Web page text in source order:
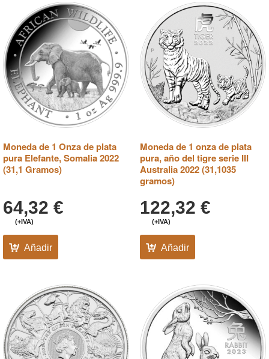
Moneda de 1 Onza de plata
pura Elefante, Somalia 2022
(31,1 Gramos)
64,32 €
(+IVA)
Añadir
Moneda de 1 onza de plata
pura, año del tigre serie III
Australia 2022 (31,1035
gramos)
122,32 €
(+IVA)
Añadir